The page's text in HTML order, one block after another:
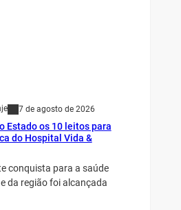
7 de agosto de 2026
Estado os 10 leitos para
do Hospital Vida &
conquista para a saúde
da região foi alcançada